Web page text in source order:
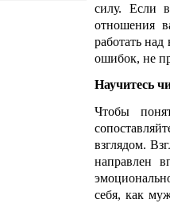
силу. Если
отношения
работать
ошибок, не
Научитесь
Чтобы
взглядом.
направлен
себя, как